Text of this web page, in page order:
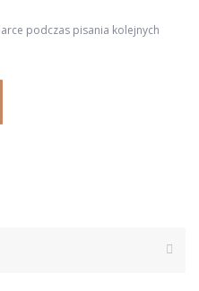
podczas pisania kolejnych